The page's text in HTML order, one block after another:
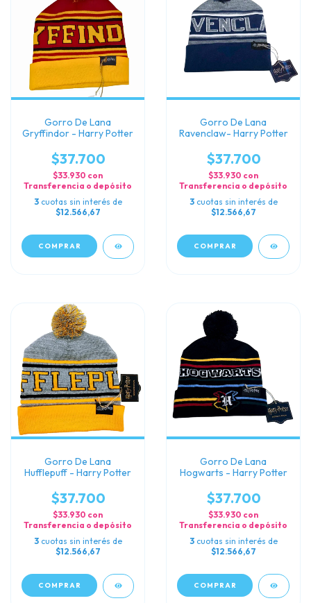
Gorro De Lana
Gryffindor - Harry Potter
$37.700
$33.930 con
Transferencia o depósito
3 cuotas sin interés de
$12.566,67
Gorro De Lana
Ravenclaw- Harry Potter
$37.700
$33.930 con
Transferencia o depósito
3 cuotas sin interés de
$12.566,67
Gorro De Lana
Hufflepuff - Harry Potter
$37.700
$33.930 con
Transferencia o depósito
3 cuotas sin interés de
$12.566,67
Gorro De Lana
Hogwarts - Harry Potter
$37.700
$33.930 con
Transferencia o depósito
3 cuotas sin interés de
$12.566,67